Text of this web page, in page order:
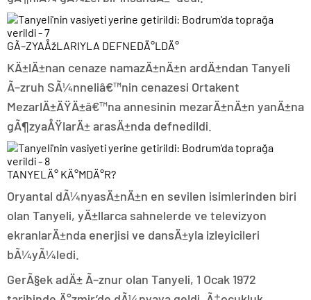
GÃ–ZYAÅžLARIYLA DEFNEDÄ°LDÄ°
KÄ±lÄ±nan cenaze namazÄ±nÄ±n ardÄ±ndan Tanyeli
Ã–zruh SÃ¼nneliâ€™nin cenazesi Ortakent
MezarlÄ±ÄŸÄ±â€™na annesinin mezarÄ±nÄ±n yanÄ±na
gÃ¶zyaÅŸlarÄ± arasÄ±nda defnedildi.
TANYELÄ° KÄ°MDÄ°R?
Oryantal dÃ¼nyasÄ±nÄ±n en sevilen isimlerinden biri
olan Tanyeli, yÄ±llarca sahnelerde ve televizyon
ekranlarÄ±nda enerjisi ve dansÄ±yla izleyicileri
bÃ¼yÃ¼ledi.
GerÃ§ek adÄ± Ã–znur olan Tanyeli, 1 Ocak 1972